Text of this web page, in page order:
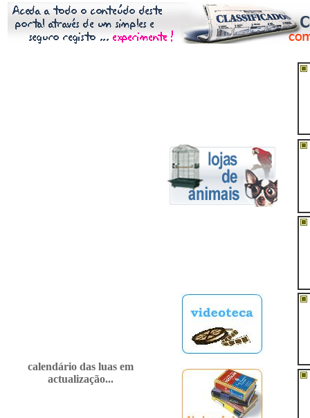
calendário das luas em
actualização...